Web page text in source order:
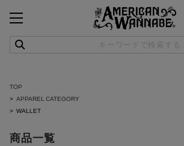
TOP
APPAREL CATEGORY
WALLET
商品一覧